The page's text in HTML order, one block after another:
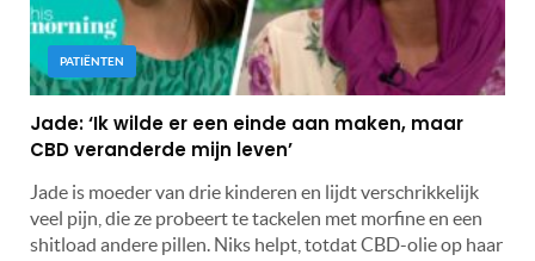
PATIËNTEN
Jade: ‘Ik wilde er een einde aan maken, maar
CBD veranderde mijn leven’
Jade is moeder van drie kinderen en lijdt verschrikkelijk
veel pijn, die ze probeert te tackelen met morfine en een
shitload andere pillen. Niks helpt, totdat CBD-olie op haar